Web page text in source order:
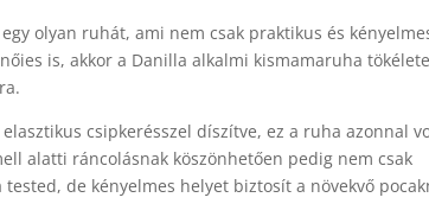
olyan ruhát, ami nem csak praktikus és
is, akkor a Danilla alkalmi kismamaruha
csipkerésszel díszítve, ez a ruha azonnal
alatti ráncolásnak köszönhetően pedig nem csak
de kényelmes helyet biztosít a növekvő